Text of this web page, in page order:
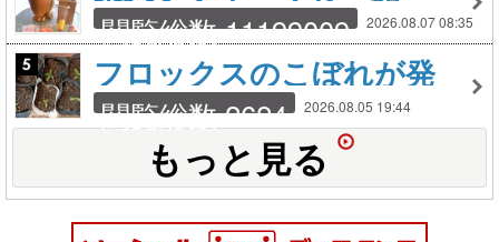
（PC版）
閲覧総数 11199009 2026.08.07 08:35
フロックスのこぼれが発
芽してます。
閲覧総数 2624 2026.08.05 19:44
もっと見る